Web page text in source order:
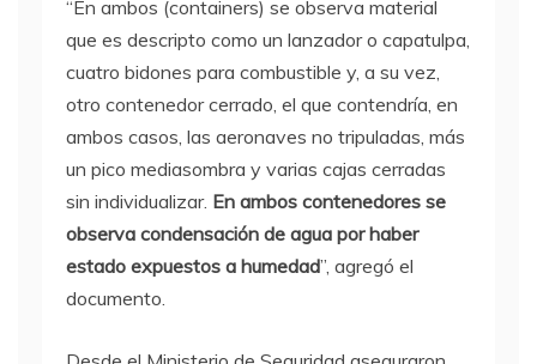
“En ambos (containers) se observa material
que es descripto como un lanzador o capatulpa,
cuatro bidones para combustible y, a su vez,
otro contenedor cerrado, el que contendría, en
ambos casos, las aeronaves no tripuladas, más
un pico mediasombra y varias cajas cerradas
sin individualizar. En ambos contenedores se
observa condensación de agua por haber
estado expuestos a humedad”, agregó el
documento.